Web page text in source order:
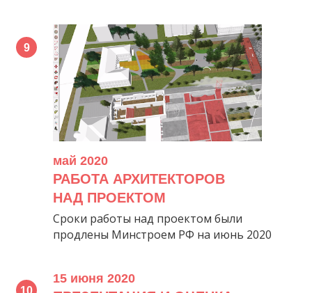
май 2020
РАБОТА АРХИТЕКТОРОВ
НАД ПРОЕКТОМ
Сроки работы над проектом были
продлены Минстроем РФ на июнь 2020
15 июня 2020